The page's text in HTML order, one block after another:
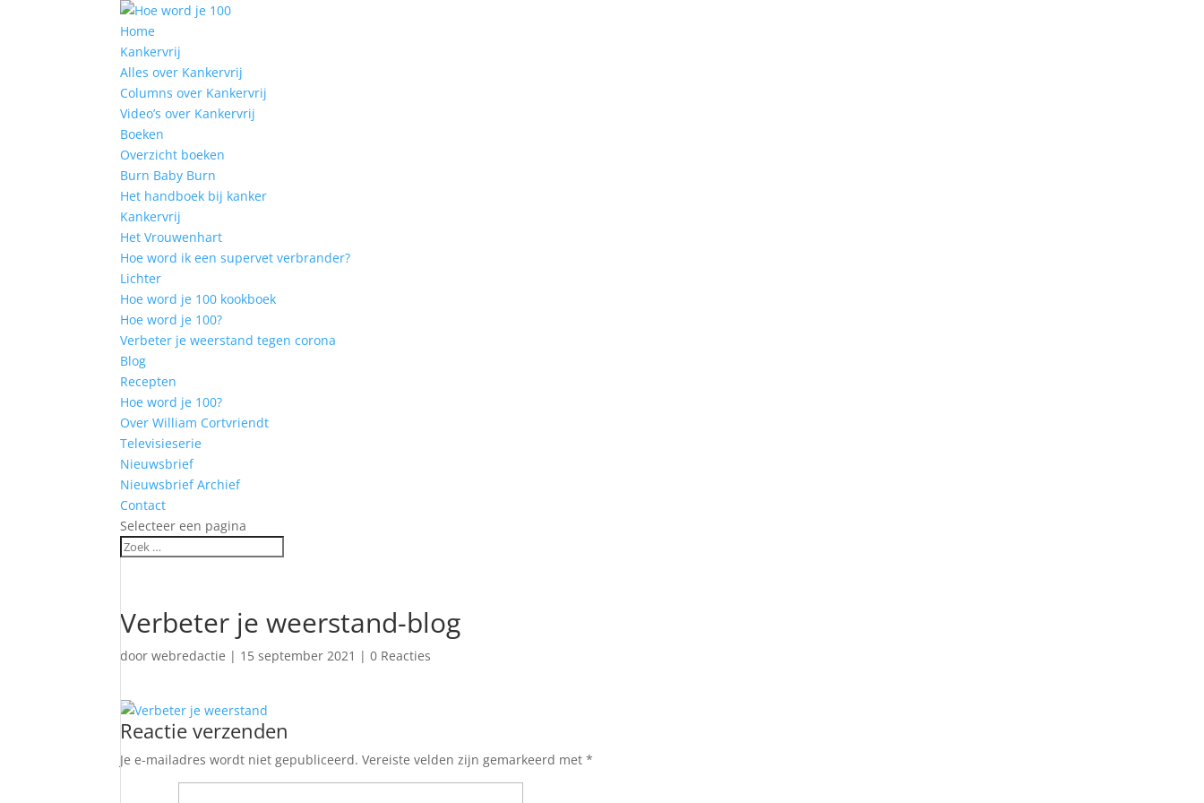
Home
Kankervrij
Alles over Kankervrij
Columns over Kankervrij
Video’s over Kankervrij
Boeken
Overzicht boeken
Burn Baby Burn
Het handboek bij kanker
Kankervrij
Het Vrouwenhart
Hoe word ik een supervet verbrander?
Lichter
Hoe word je 100 kookboek
Hoe word je 100?
Verbeter je weerstand tegen corona
Blog
Recepten
Hoe word je 100?
Over William Cortvriendt
Televisieserie
Nieuwsbrief
Nieuwsbrief Archief
Contact
Selecteer een pagina
Verbeter je weerstand-blog
doorwebredactie | 15 september 2021 |0 Reacties
Reactie verzenden
Je e-mailadres wordt niet gepubliceerd. Vereiste velden zijn gemarkeerd met*